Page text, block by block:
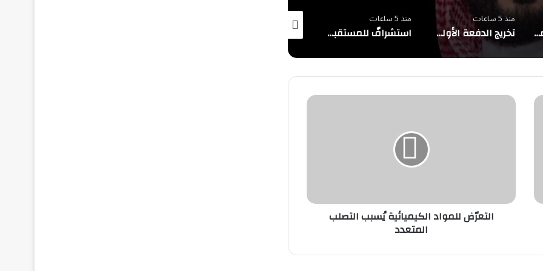
تطوير مدخل ومضمار مشي حي البساتين في بقيق
منذ 5 ساعات
تخريج الدفعة الأولى من الدبلوم التنفيذي لأمن الطيران
منذ 5 ساعات
استشرافٌ للمستقبل قبل 45 عامًا.. الملك سلمان: «الدرعية مدينة الماضي والحاضر والمستقبل»
منذ 6 ساعات
التعرّض
التعرّض للمواد الكيميائية يُسبب التصلب
المتعدد